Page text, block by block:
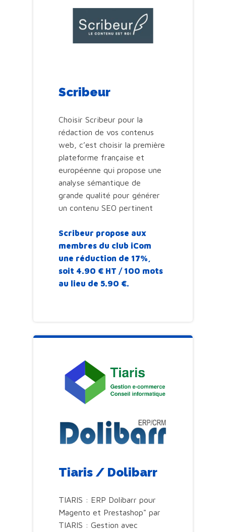
Scribeur
Choisir Scribeur pour la
rédaction de vos contenus
web, c’est choisir la première
plateforme française et
européenne qui propose une
analyse sémantique de
grande qualité pour générer
un contenu SEO pertinent
Scribeur propose aux
membres du club iCom
une réduction de 17%,
soit 4.90 € HT / 100 mots
au lieu de 5.90 €.
Tiaris / Dolibarr
TIARIS : ERP Dolibarr pour
Magento et Prestashop" par
TIARIS : Gestion avec